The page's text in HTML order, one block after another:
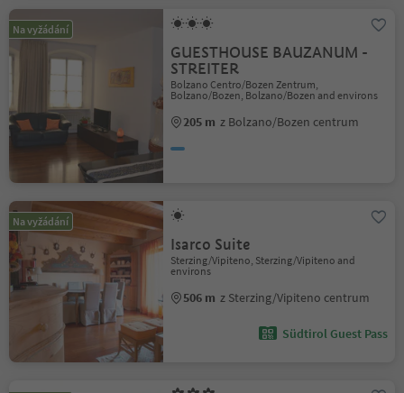
Na vyžádání
GUESTHOUSE BAUZANUM -
STREITER
Bolzano Centro/Bozen Zentrum,
Bolzano/Bozen, Bolzano/Bozen and environs
205 m z Bolzano/Bozen centrum
Na vyžádání
Isarco Suite
Sterzing/Vipiteno, Sterzing/Vipiteno and
environs
506 m z Sterzing/Vipiteno centrum
Südtirol Guest Pass